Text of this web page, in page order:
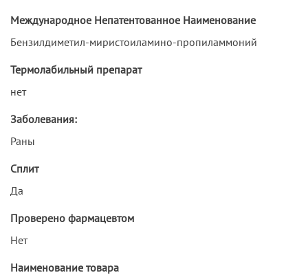
Международное Непатентованное Наименование
Бензилдиметил-миристоиламино-пропиламмоний
Термолабильный препарат
нет
Заболевания:
Раны
Сплит
Да
Проверено фармацевтом
Нет
Наименование товара